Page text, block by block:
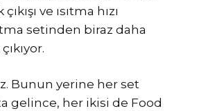
ve ısıtma hızı
setinden biraz daha
Bunun yerine her set
gelince, her ikisi de Food